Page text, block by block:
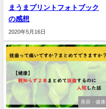
まうまプリントフォトブック
の感想
2020年5月16日
美容・健康